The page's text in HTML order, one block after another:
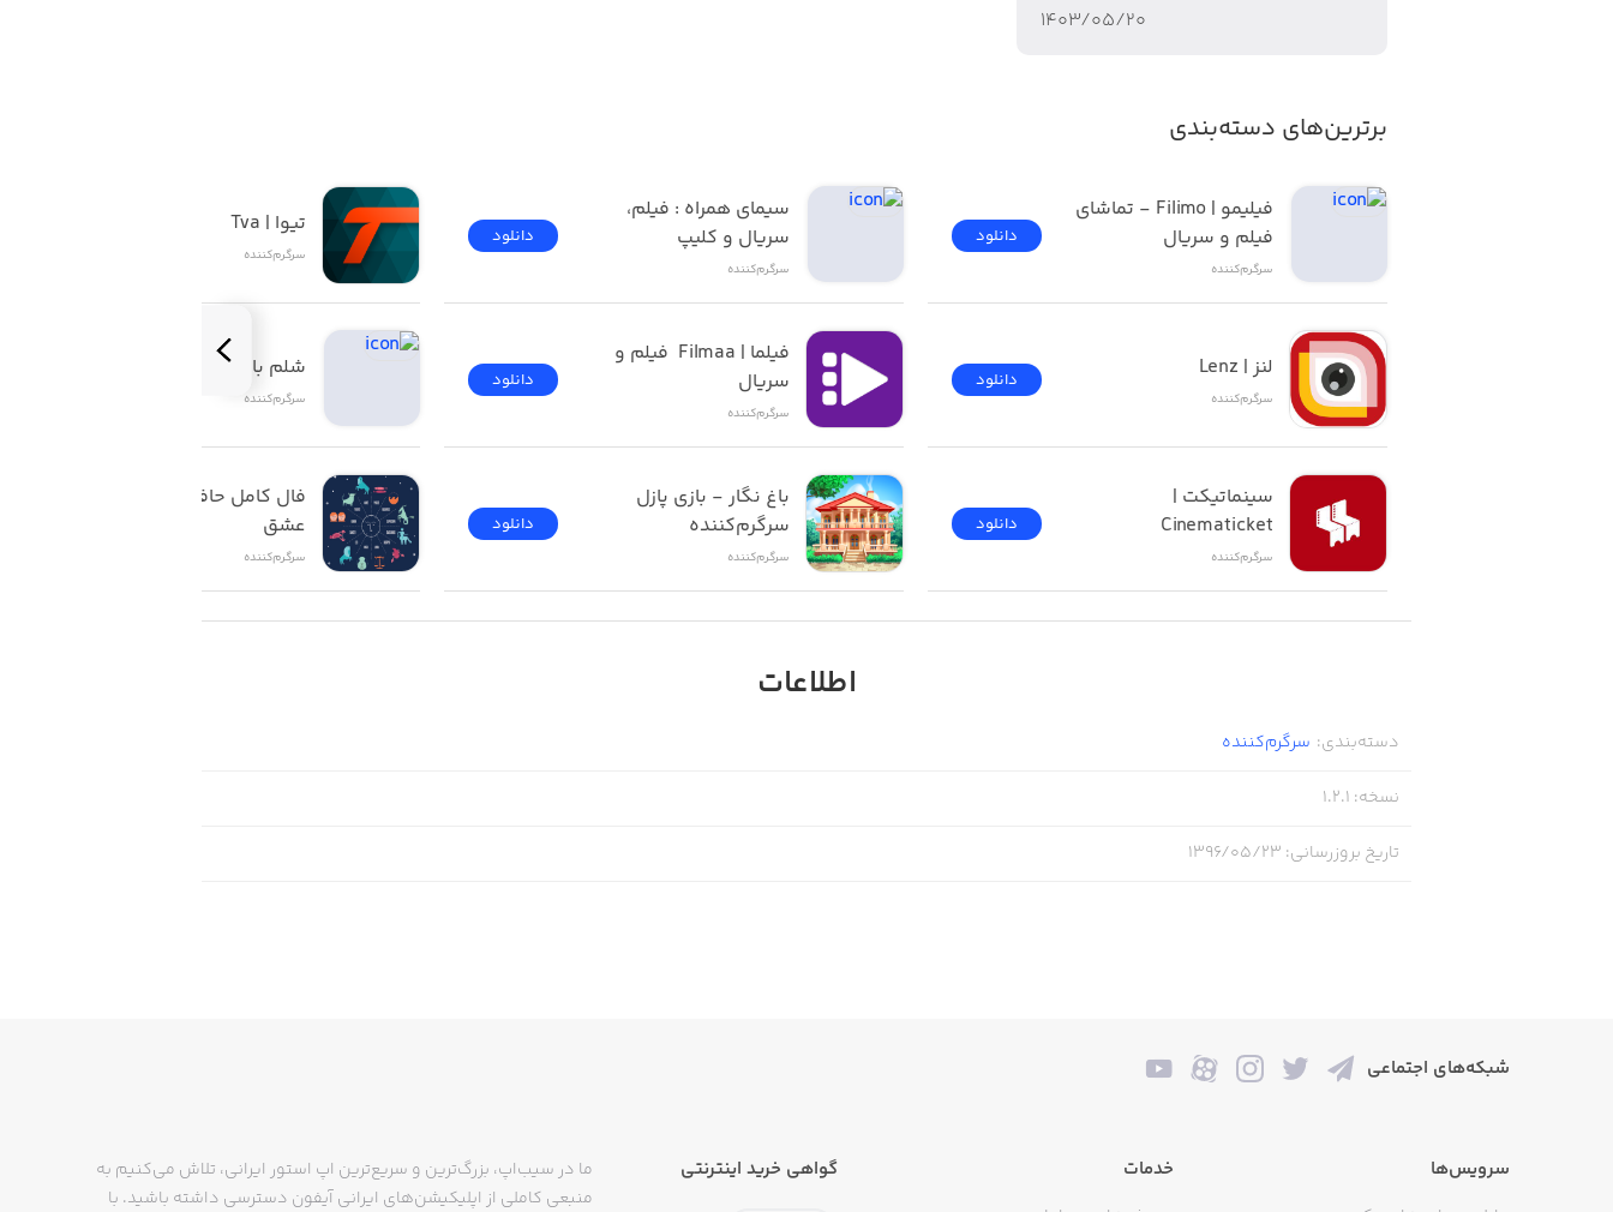
۱۴۰۳/۰۵/۲۰
برترین‌های دسته‌بندی
فیلم و سریال
سرگرم‌کننده
دانلود
لنز | Lenz
سرگرم‌کننده
دانلود
Cinematicket
سرگرم‌کننده
دانلود
سریال و کلیپ
سرگرم‌کننده
دانلود
سریال
سرگرم‌کننده
دانلود
سرگرم‌کننده
سرگرم‌کننده
دانلود
تیوا | Tva
سرگرم‌کننده
شلم باز | ShelemBaz
سرگرم‌کننده
عشق
سرگرم‌کننده
اطلاعات
دسته‌بندی: سرگرم‌کننده
نسخه:
1.2.1
تاریخ بروزرسانی: ۱۳۹۶/۰۵/۲۳
شبکه‌های اجتماعی
سرویس‌ها خدمات گواهی خرید اینترنتی
ما در سیب‌اپ، بزرگ‌ترین و سریع‌ترین اپ استور ایرانی، تلاش می‌کنیم به
منبعی کاملی از اپلیکیشن‌های ایرانی آیفون دسترسی داشته باشید. با